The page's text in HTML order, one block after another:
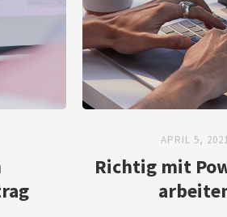
APRIL 5,
Richtig mit